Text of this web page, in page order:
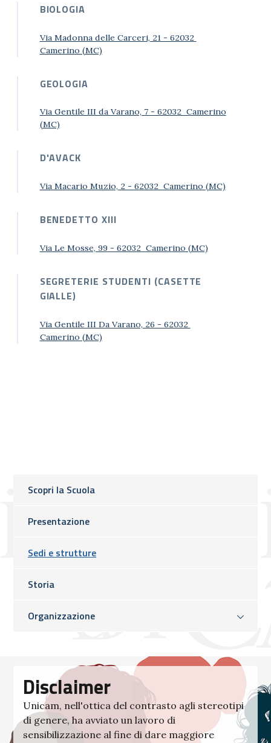
Scopri la Scuola
Presentazione
Sedi e strutture
Storia
Organizzazione
BIOLOGIA
Via Madonna delle Carceri, 21 - 62032
Camerino (MC)
GEOLOGIA
Via Gentile III da Varano, 7 - 62032 Camerino
(MC)
D'AVACK
Via Macario Muzio, 2 - 62032 Camerino (MC)
BENEDETTO XIII
Via Le Mosse, 99 - 62032 Camerino (MC)
SEGRETERIE STUDENTI (CASETTE
GIALLE)
Via Gentile III Da Varano, 26 - 62032
Camerino (MC)
Disclaimer
Unicam, nell'ottica del contrasto agli stereotipi
di genere, ha avviato un lavoro di
sensibilizzazione al fine di dare maggiore